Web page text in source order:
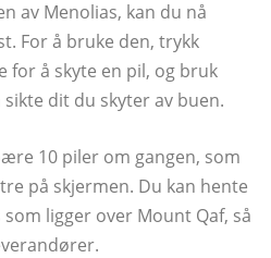
av Menolias, kan du nå
For å bruke den, trykk
for å skyte en pil, og bruk
dit du skyter av buen.
10 piler om gangen, som
på skjermen. Du kan hente
ligger over Mount Qaf, så